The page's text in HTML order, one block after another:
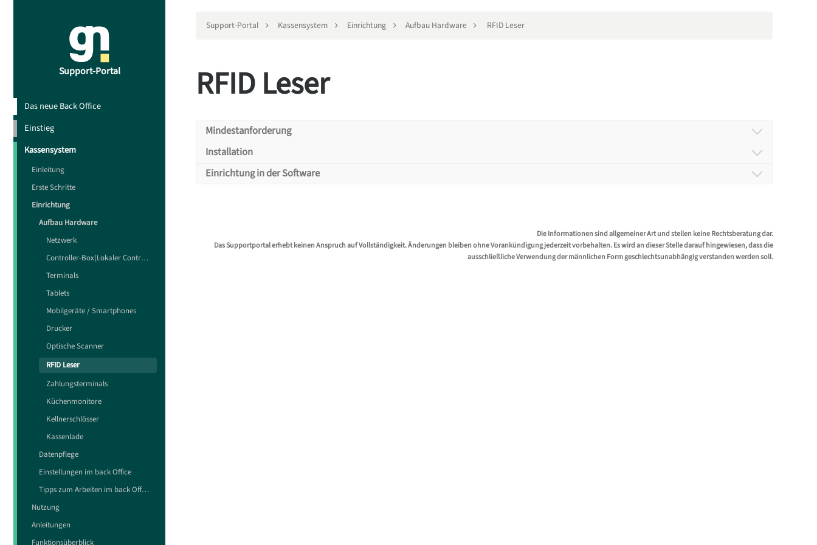
Support-Portal
Das neue Back Office
Einstieg
Kassensystem
Einleitung
Erste Schritte
Einrichtung
Aufbau Hardware
Netzwerk
Controller-Box(Lokaler Controller)
Terminals
Tablets
Mobilgeräte / Smartphones
Drucker
Optische Scanner
RFID Leser
Zahlungsterminals
Küchenmonitore
Kellnerschlösser
Kassenlade
Datenpflege
Einstellungen im back Office
Tipps zum Arbeiten im back Office
Nutzung
Anleitungen
Funktionsüberblick
Support-Portal Kassensystem Einrichtung Aufbau Hardware RFID Leser
RFID Leser
Mindestanforderung
Installation
Richten Sie den RFID-Leser unter Zuhilfenahme der Herstelleranleitung und den Mindestanforderungen entsprechend ein.
Einrichtung in der Software
Die Informationen sind allgemeiner Art und stellen keine Rechtsberatung dar.
Das Supportportal erhebt keinen Anspruch auf Vollständigkeit. Änderungen bleiben ohne Vorankündigung jederzeit vorbehalten. Es wird an dieser Stelle darauf hingewiesen, dass die
ausschließliche Verwendung der männlichen Form geschlechtsunabhängig verstanden werden soll.